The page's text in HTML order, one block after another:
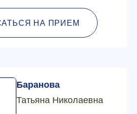
НА ПРИЕМ
Баранова
Татьяна Николаевна